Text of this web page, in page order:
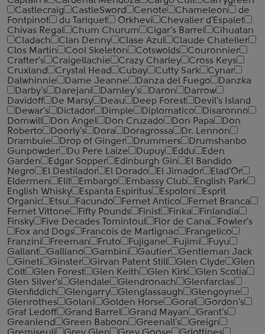
Castlecraig
CastleSword Cenote Chameleon
de
Fontpinot
du Tariquet Orkhevi
Chevalier d'Espalet
Chivas Regal
Chum Churum Cigar's Barrel
Cihuatan
Cladach
Clan Denny Clase Azul
Claude Chatelier
Clos Martin
Cool Skeleton Cotswolds
Couronnier
Crafter's
Craigellachie Crazy Charley
Cross Keys
Cruxland
Crystal Head Cubay Cutty Sark
Cynar
Dalwhinnie
Dame Jeanne Danza del Fuego
Danzka
Darby's
Darejani Darnley's Daron
Darrow
Davidoff
De Marsy Deau Deep Forest
Devil's Island
Dewar's
Dictador Dimple Diplomatico
Disaronno
Domwill
Don Angel Don Cruzado Don Papa
Don
Roberto
Doorly's Dora Doragrossa
Dr. Lennon
Drambuie
Drop of Ginger Drummers
Drumshanbo
Gunpowder
Du Pere Laize Dupuy Eddu
Eden
Garden
Edgar Sopper Edinburgh Gin
El Bandido
Negro
El Destilador El Dorado El Jimador
Elad'Or
Eldermen
Elit Embargo Embassy Club
English Park
English Whisky
Espanta Espiritus Espolon
Esprit
Organic
Etsu Facundo Fernet Antico
Fernet Branca
Fernet Vittone
Fifty Pounds Finist Finka
Finlandia
Finsky
Five Decades Tomintoul Flor de Cana
Fowler's
Fox and Dogs
Francois de Martignac
Frangelico
Franzini
Freeman Fruto Fujigane Fujimi
Fuyu
Gallant
Galliano Gambini Gautier
Gentleman Jack
Gineti
Ginster Girvan Patent Still Glen Clyde
Glen
Colt
Glen Forest Glen Keith Glen Kirk
Glen Scotia
Glen Silver's
Glendale Glendronach
Glenfarclas
Glenfiddich
Glengarry Glenglassaugh
Glengoyne
Glenrothes
Golani Golden Horse Goral
Gordon's
Graf Ledoff
Grand Barrel Grand Mayan
Grant's
Greanlend
Green Baboon Greenall's
Greign